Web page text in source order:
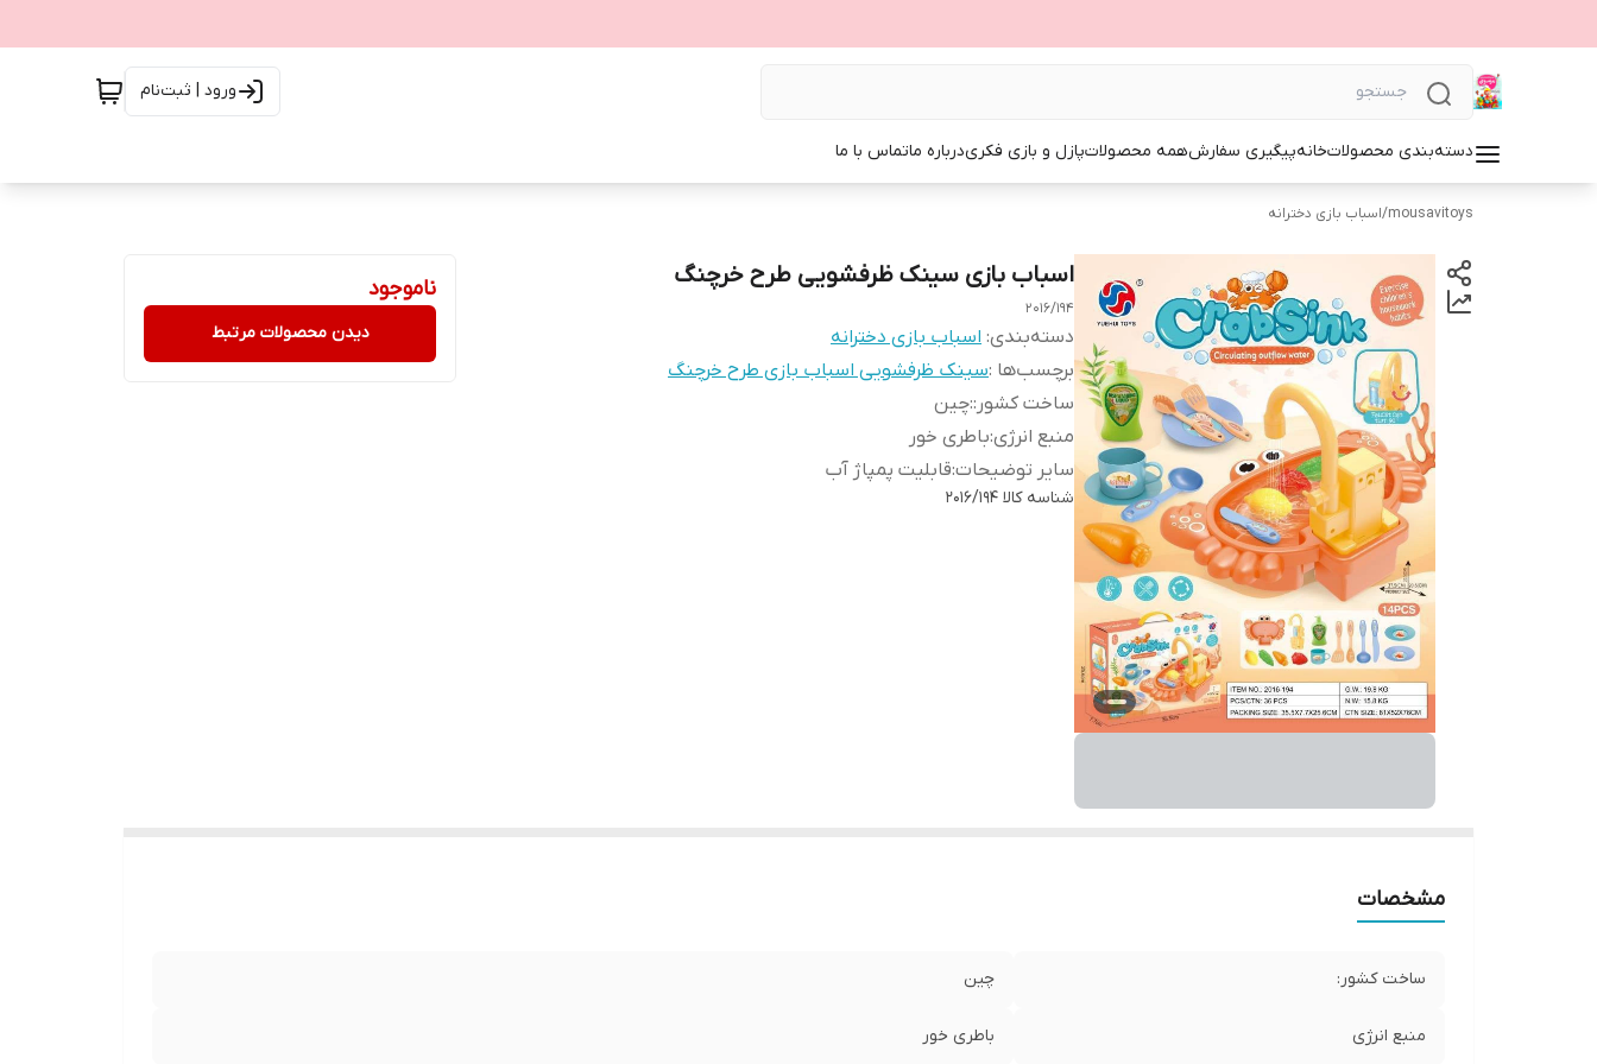
ورود | ثبت‌نام
دسته‌بندی محصولاتخانهپیگیری سفارشهمه محصولاتپازل و بازی فکریدرباره ماتماس با ما
mousavitoys
/اسباب بازی دخترانه
اسباب بازی سینک ظرفشویی طرح خرچنگ
2016/194
دسته‌بندی: اسباب بازی دخترانه
برچسب‌ها :سینک ظرفشویی اسباب بازی طرح خرچنگ
ساخت کشور::چین
منبع انرژی:باطری خور
سایر توضیحات:قابلیت پمپاژ آب
شناسه کالا 2016/194
ناموجود
دیدن محصولات مرتبط
مشخصات
ساخت کشور: چین
منبع انرژی باطری خور